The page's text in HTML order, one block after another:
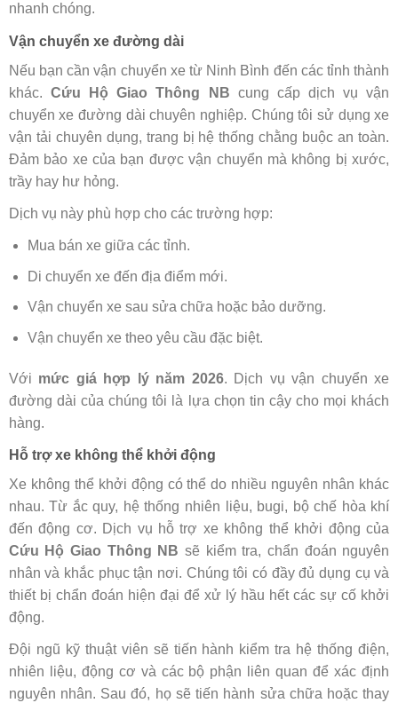
nhanh chóng.
Vận chuyển xe đường dài
Nếu bạn cần vận chuyển xe từ Ninh Bình đến các tỉnh thành
khác. Cứu Hộ Giao Thông NB cung cấp dịch vụ vận
chuyển xe đường dài chuyên nghiệp. Chúng tôi sử dụng xe
vận tải chuyên dụng, trang bị hệ thống chằng buộc an toàn.
Đảm bảo xe của bạn được vận chuyển mà không bị xước,
trầy hay hư hỏng.
Dịch vụ này phù hợp cho các trường hợp:
Mua bán xe giữa các tỉnh.
Di chuyển xe đến địa điểm mới.
Vận chuyển xe sau sửa chữa hoặc bảo dưỡng.
Vận chuyển xe theo yêu cầu đặc biệt.
Với mức giá hợp lý năm 2026. Dịch vụ vận chuyển xe
đường dài của chúng tôi là lựa chọn tin cậy cho mọi khách
hàng.
Hỗ trợ xe không thể khởi động
Xe không thể khởi động có thể do nhiều nguyên nhân khác
nhau. Từ ắc quy, hệ thống nhiên liệu, bugi, bộ chế hòa khí
đến động cơ. Dịch vụ hỗ trợ xe không thể khởi động của
Cứu Hộ Giao Thông NB sẽ kiểm tra, chẩn đoán nguyên
nhân và khắc phục tận nơi. Chúng tôi có đầy đủ dụng cụ và
thiết bị chẩn đoán hiện đại để xử lý hầu hết các sự cố khởi
động.
Đội ngũ kỹ thuật viên sẽ tiến hành kiểm tra hệ thống điện,
nhiên liệu, động cơ và các bộ phận liên quan để xác định
nguyên nhân. Sau đó, họ sẽ tiến hành sửa chữa hoặc thay